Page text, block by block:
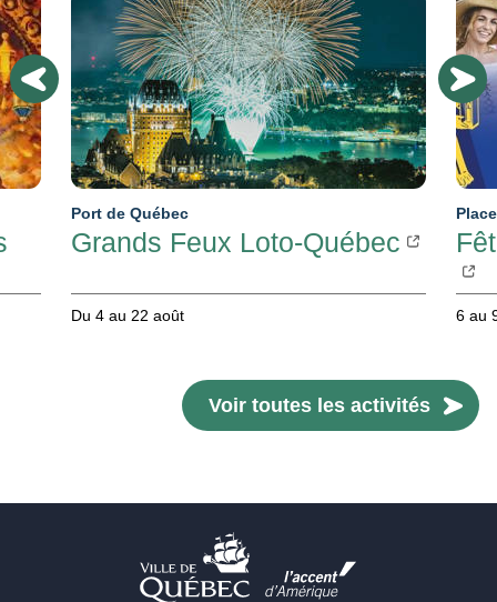
Port de Québec
Grands Feux Loto-Québec
Du 4 au 22 août 6 au
Voir toutes les activités